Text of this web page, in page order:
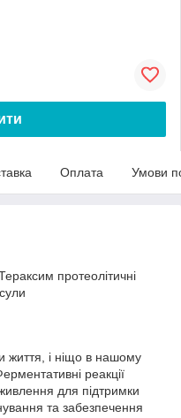
Оплата Умови
протеолітичні
життя, і ніщо в нашому
реакції
для підтримки
та забезпечення